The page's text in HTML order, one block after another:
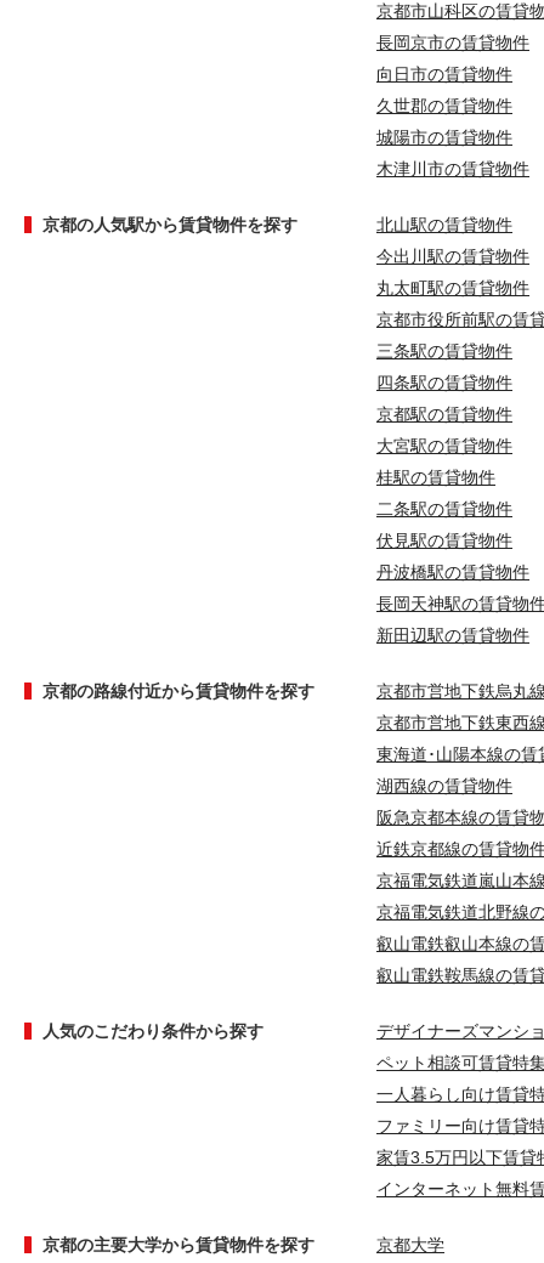
京都市山科区の賃貸
長岡京市の賃貸物件
向日市の賃貸物件
久世郡の賃貸物件
城陽市の賃貸物件
木津川市の賃貸物件
京都の人気駅から賃貸物件を探す
北山駅の賃貸物件
今出川駅の賃貸物件
丸太町駅の賃貸物件
京都市役所前駅の賃
三条駅の賃貸物件
四条駅の賃貸物件
京都駅の賃貸物件
大宮駅の賃貸物件
桂駅の賃貸物件
二条駅の賃貸物件
伏見駅の賃貸物件
丹波橋駅の賃貸物件
長岡天神駅の賃貸物
新田辺駅の賃貸物件
京都の路線付近から賃貸物件を探す
京都市営地下鉄烏丸
京都市営地下鉄東西
東海道･山陽本線の賃
湖西線の賃貸物件
阪急京都本線の賃貸
近鉄京都線の賃貸物
京福電気鉄道嵐山本
京福電気鉄道北野線
叡山電鉄叡山本線の
叡山電鉄鞍馬線の賃
人気のこだわり条件から探す
デザイナーズマンシ
ペット相談可賃貸特
一人暮らし向け賃貸
ファミリー向け賃貸
家賃3.5万円以下賃貸
インターネット無料
京都の主要大学から賃貸物件を探す
京都大学